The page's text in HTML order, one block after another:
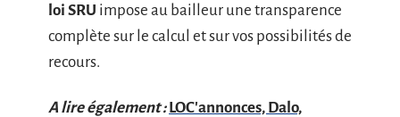
loi SRU impose au bailleur une transparence
complète sur le calcul et sur vos possibilités de
recours.
A lire également : LOC'annonces, Dalo,